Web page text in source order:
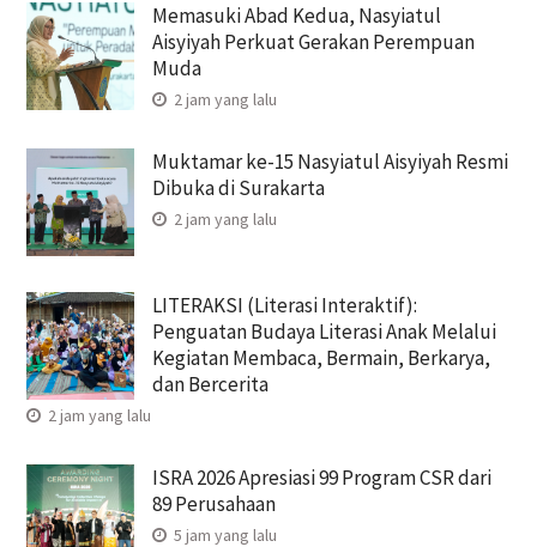
Memasuki Abad Kedua, Nasyiatul
Aisyiyah Perkuat Gerakan Perempuan
Muda
2 jam yang lalu
Muktamar ke-15 Nasyiatul Aisyiyah Resmi
Dibuka di Surakarta
2 jam yang lalu
LITERAKSI (Literasi Interaktif):
Penguatan Budaya Literasi Anak Melalui
Kegiatan Membaca, Bermain, Berkarya,
dan Bercerita
2 jam yang lalu
ISRA 2026 Apresiasi 99 Program CSR dari
89 Perusahaan
5 jam yang lalu